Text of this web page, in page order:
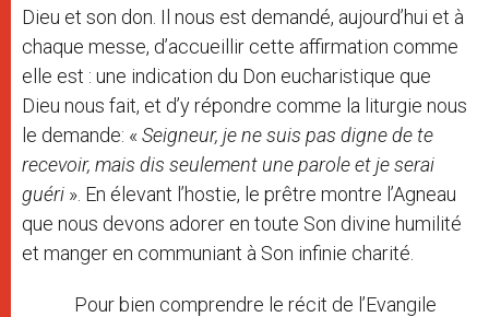
Dieu et son don. Il nous est demandé, aujourd’hui et à
chaque messe, d’accueillir cette affirmation comme
elle est : une indication du Don eucharistique que
Dieu nous fait, et d’y répondre comme la liturgie nous
le demande: « Seigneur, je ne suis pas digne de te
recevoir, mais dis seulement une parole et je serai
guéri ». En élevant l’hostie, le prêtre montre l’Agneau
que nous devons adorer en toute Son divine humilité
et manger en communiant à Son infinie charité.
Pour bien comprendre le récit de l’Evangile